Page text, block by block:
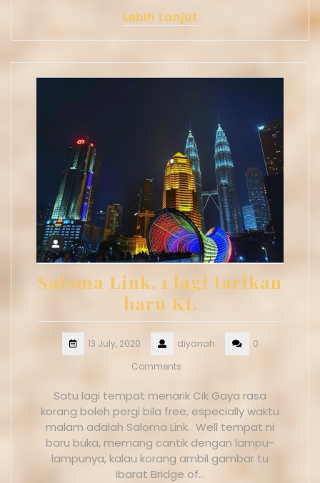
Lebih Lanjut
Saloma Link, 1 lagi tarikan
baru KL
13 July, 2020 diyanah
0
Comments
Satu lagi tempat menarik Cik Gaya rasa
korang boleh pergi bila free, especially waktu
malam adalah Saloma Link. Well tempat ni
baru buka, memang cantik dengan lampu-
lampunya, kalau korang ambil gambar tu
ibarat Bridge of…